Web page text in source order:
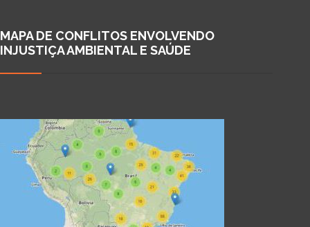
MAPA DE CONFLITOS ENVOLVENDO
INJUSTIÇA AMBIENTAL E SAÚDE